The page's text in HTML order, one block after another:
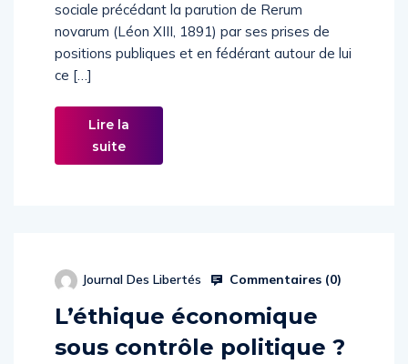
sociale précédant la parution de Rerum
novarum (Léon XIII, 1891) par ses prises de
positions publiques et en fédérant autour de lui
ce […]
Lire la
suite
Journal Des Libertés Commentaires (0)
L’éthique économique
sous contrôle politique ?